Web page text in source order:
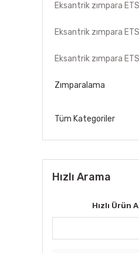
Eksantrik zımpara
Eksantrik zımpara
Eksantrik zımpara
Zımparalama
Tüm Kategoriler
Hızlı Arama
Hızlı Ürün